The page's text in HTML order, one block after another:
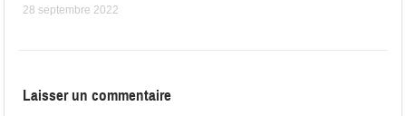
28 septembre 2022
Laisser un commentaire